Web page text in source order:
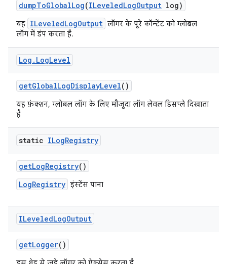
dumpToGlobalLog(ILeveledLogOutput log)
यह ILeveledLogOutput लॉगर के पूरे कॉन्टेंट को ग्लोबल
लॉग में डंप करता है.
Log . LogLevel
getGlobalLogDisplayLevel()
यह फ़ंक्शन, ग्लोबल लॉग के लिए मौजूदा लॉग लेवल डिसप्ले दिखाता
है
static ILogRegistry
getLogRegistry()
LogRegistry इंस्टेंस पाना
ILeveledLogOutput
getLogger()